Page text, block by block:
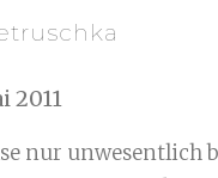
2011
nur unwesentlich